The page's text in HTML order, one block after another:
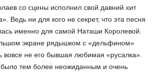
со сцены исполнил свой давний хит
Ведь ни для кого не секрет, что эта песня
именно для самой Наташи Королевой.
экране рядышком с «дельфином»
вовсе не его бывшая любимая «русалка».
тем более неожиданным и очень